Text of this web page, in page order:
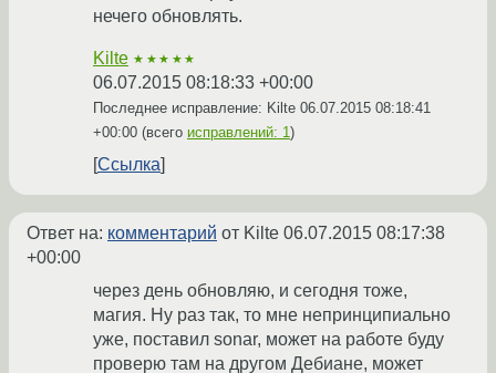
нечего обновлять.
Kilte ★★★★★
06.07.2015 08:18:33 +00:00
Последнее исправление: Kilte 06.07.2015 08:18:41
+00:00 (всего исправлений: 1)
Ссылка
Ответ на: комментарий от Kilte 06.07.2015 08:17:38
+00:00
через день обновляю, и сегодня тоже,
магия. Ну раз так, то мне непринципиально
уже, поставил sonar, может на работе буду
проверю там на другом Дебиане, может